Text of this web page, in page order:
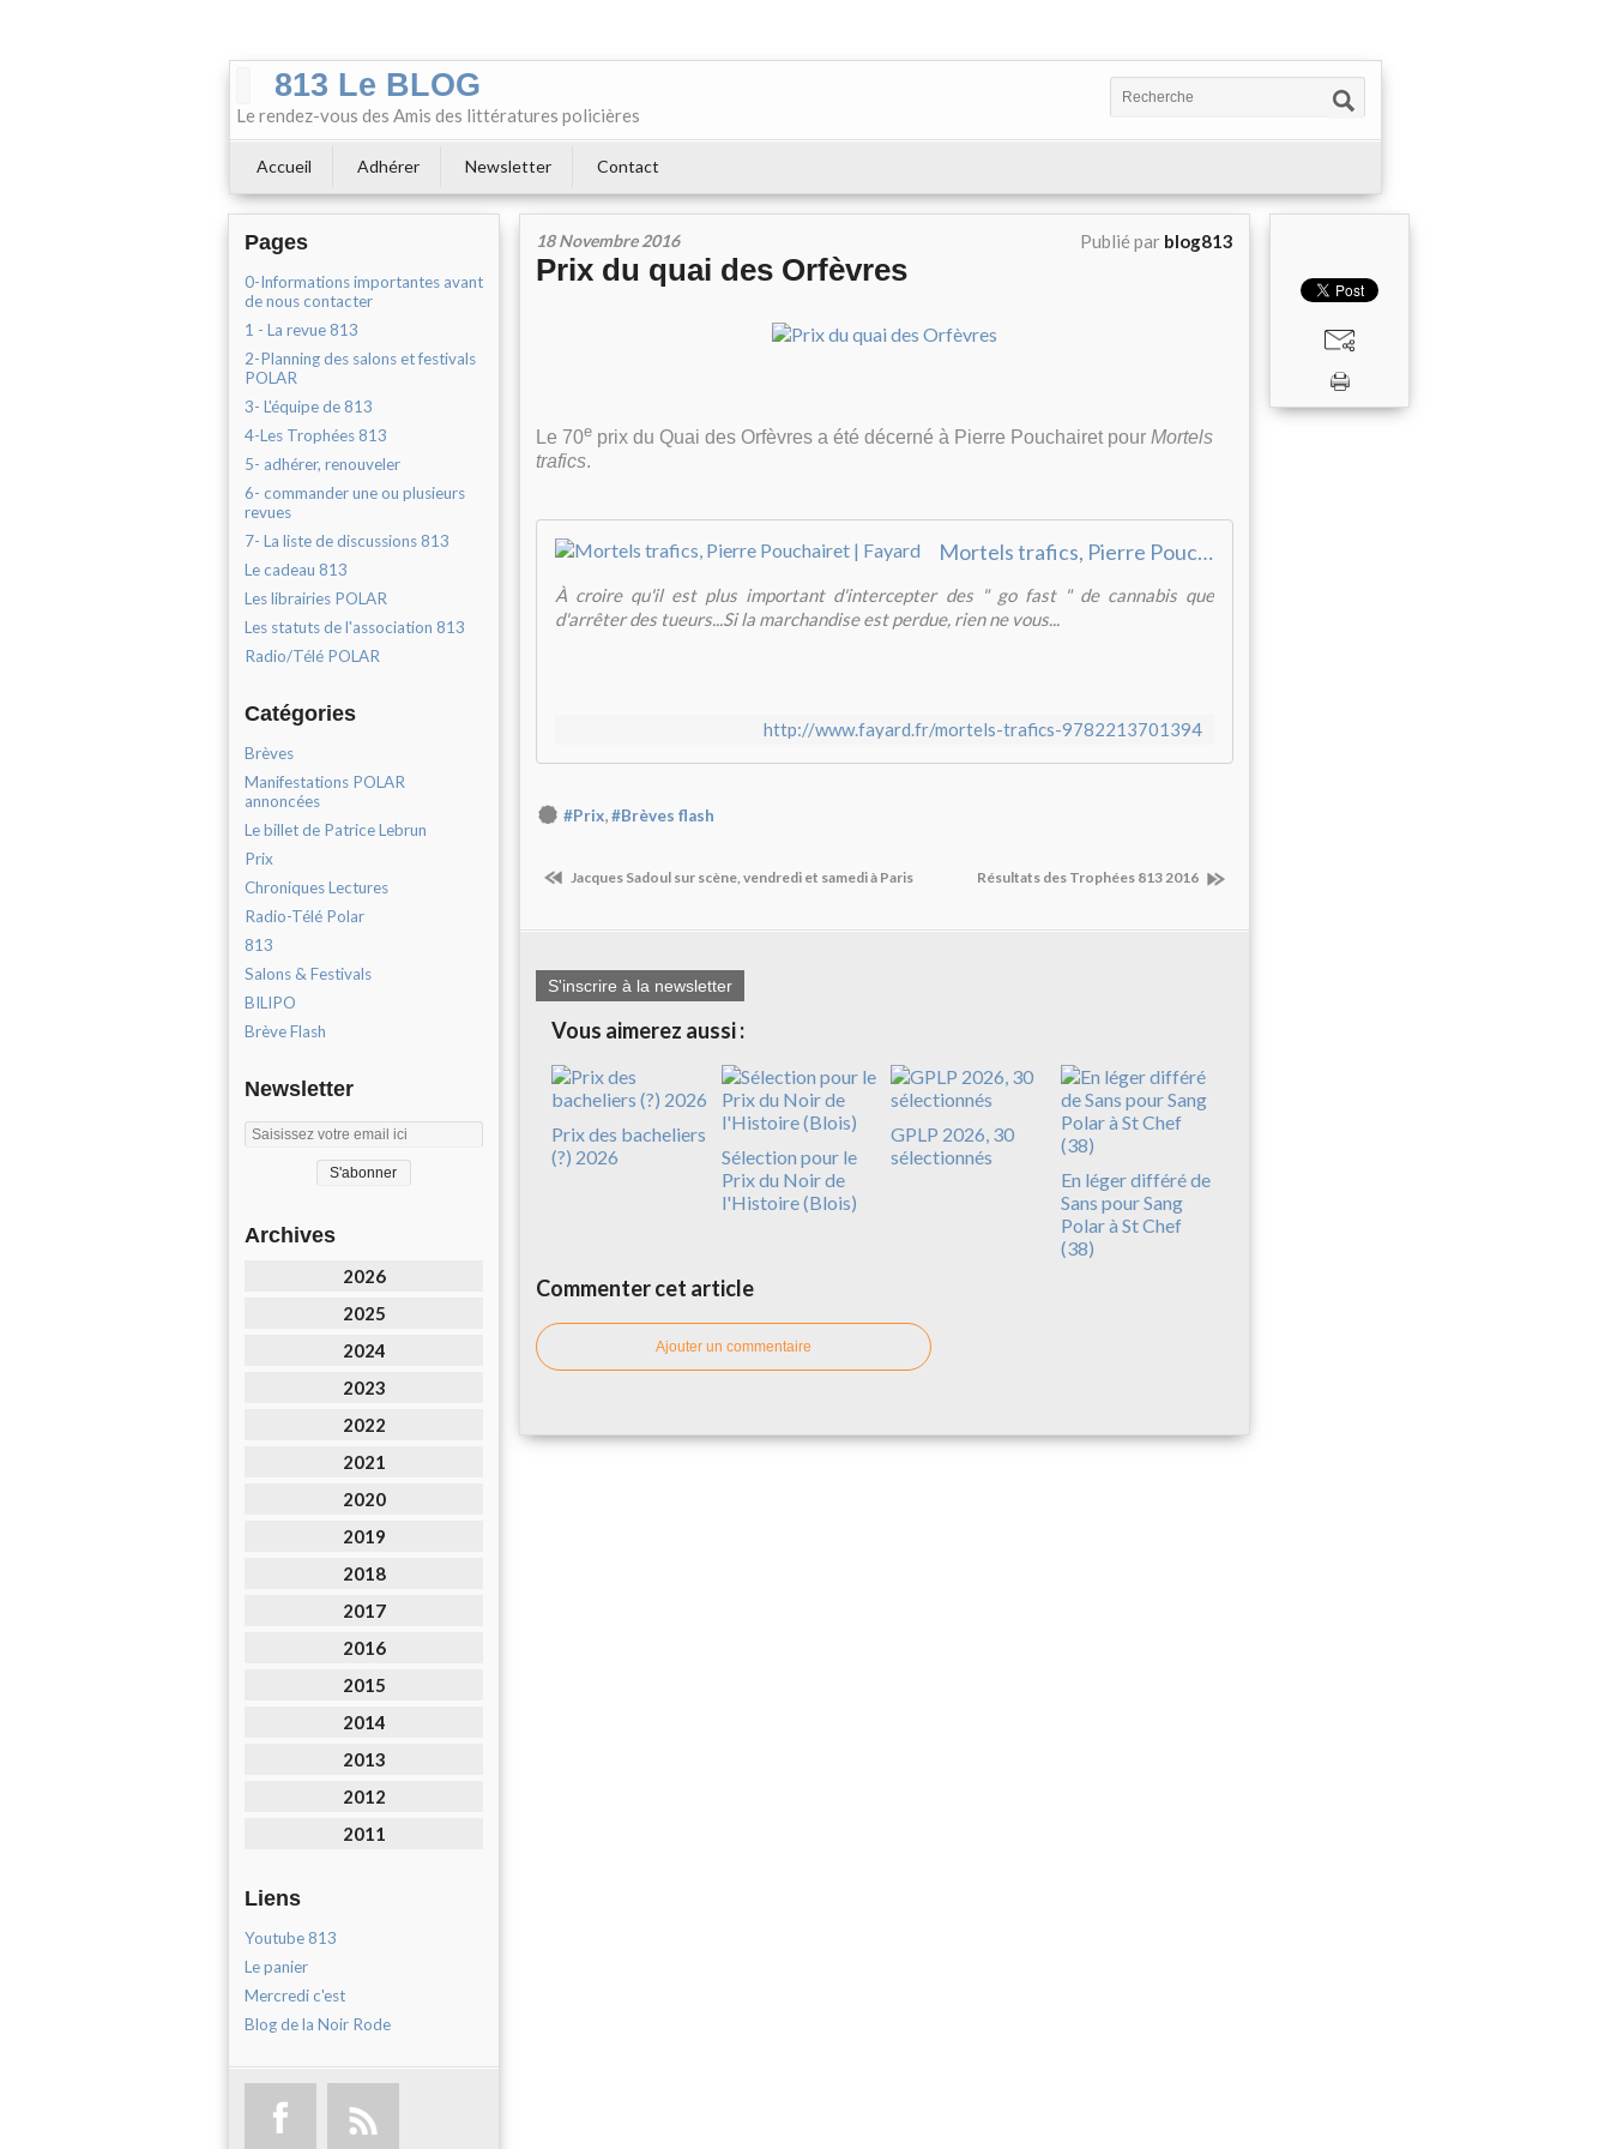
813 Le BLOG
Le rendez-vous des Amis des littératures policières
Accueil Adhérer Newsletter Contact
Pages
0-Informations importantes avant
de nous contacter
1 - La revue 813
2-Planning des salons et festivals
POLAR
3- L'équipe de 813
4-Les Trophées 813
5- adhérer, renouveler
6- commander une ou plusieurs
revues
7- La liste de discussions 813
Le cadeau 813
Les librairies POLAR
Les statuts de l'association 813
Radio/Télé POLAR
Catégories
Brèves
Manifestations POLAR
annoncées
Le billet de Patrice Lebrun
Prix
Chroniques Lectures
Radio-Télé Polar
813
Salons & Festivals
BILIPO
Brève Flash
Newsletter
Archives
2026
2025
2024
2023
2022
2021
2020
2019
2018
2017
2016
2015
2014
2013
2012
2011
Liens
Youtube 813
Le panier
Mercredi c'est
Blog de la Noir Rode
18 Novembre 2016 Publié par blog813
Prix du quai des Orfèvres
Le 70e prix du Quai des Orfèvres a été décerné à Pierre Pouchairet pour Mortels
trafics.
Mortels trafics, Pierre Pouchairet | Fayard
À croire qu'il est plus important d'intercepter des " go fast " de cannabis que
d'arrêter des tueurs...Si la marchandise est perdue, rien ne vous...
http://www.fayard.fr/mortels-trafics-9782213701394
#Prix,#Brèves flash
Jacques Sadoul sur scène, vendredi et samedi à Paris Résultats des Trophées 813 2016
S'inscrire à la newsletter
Vous aimerez aussi :
Prix des bacheliers
(?) 2026
Sélection pour le
Prix du Noir de
l'Histoire (Blois)
GPLP 2026, 30
sélectionnés
En léger différé de
Sans pour Sang
Polar à St Chef
(38)
Commenter cet article
Ajouter un commentaire